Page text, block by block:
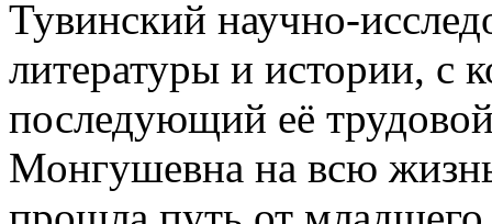
Тувинский научно-
литературы и истории, с
последующий её
Монгушевна на всю